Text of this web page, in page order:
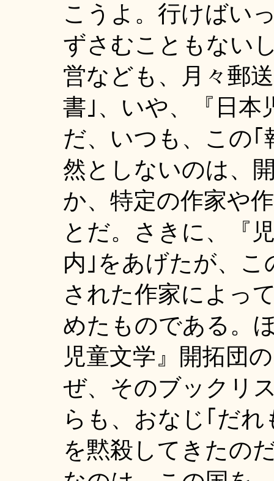
こうよ。行けばい
ずさむこともない
営なども、月々郵
書｣、いや、『日本
だ、いつも、この
然としないのは、
か、特定の作家や
とだ。さきに、『
内｣をあげたが、こ
された作家によっ
めたものである。
児童文学』開拓団
ぜ、そのブックリ
らも、おなじ｢だ
を黙殺してきたの